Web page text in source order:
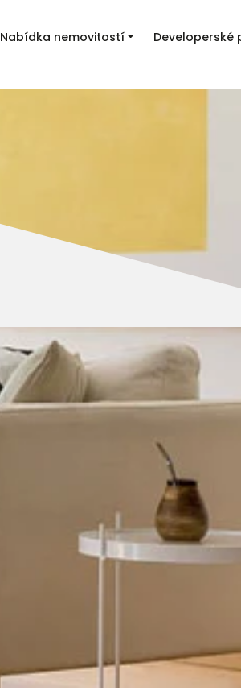
Nabídka nemovitostí Developerské